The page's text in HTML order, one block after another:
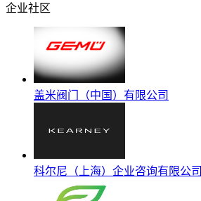
企业社区
盖米阀门（中国）有限公司
科尔尼（上海）企业咨询有限公司